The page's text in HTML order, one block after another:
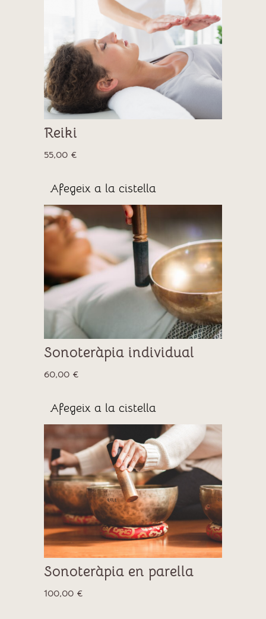
Reiki
55,00 €
Afegeix a la cistella
Sonoteràpia individual
60,00 €
Afegeix a la cistella
Sonoteràpia en parella
100,00 €